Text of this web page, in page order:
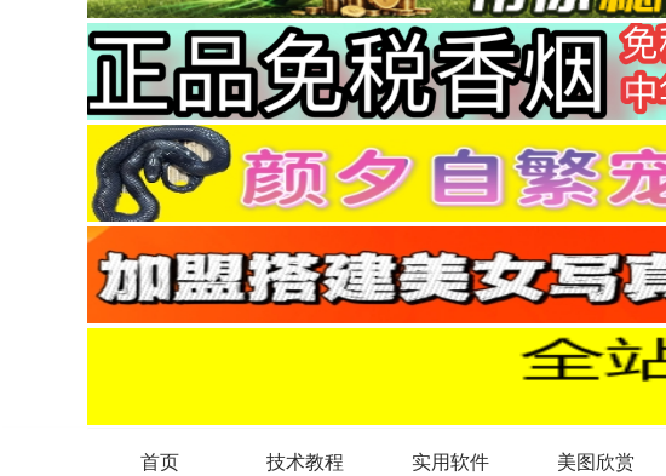
首页 技术教程 实用软件 美图欣赏